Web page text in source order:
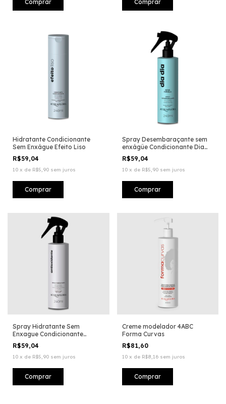
Hidratante Condicionante
Sem Enxágue Efeito Liso
R$59,04
10 x de R$5,90 sem juros
Spray Desembaraçante sem
enxágüe Condicionante Dia
Dia
R$59,04
10 x de R$5,90 sem juros
Spray Hidratante Sem
Enxague Condicionante
Antioxidante
R$59,04
10 x de R$5,90 sem juros
Creme modelador 4ABC
Forma Curvas
R$81,60
10 x de R$8,16 sem juros